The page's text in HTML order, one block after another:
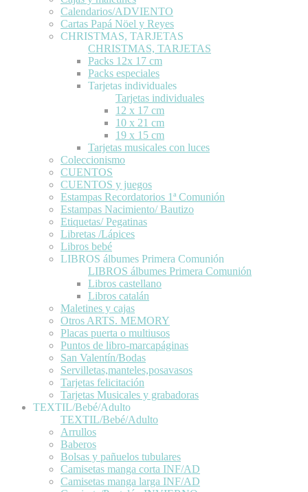
Calendarios/ADVIENTO
Cartas Papá Nöel y Reyes
CHRISTMAS, TARJETAS
CHRISTMAS, TARJETAS
Packs 12x 17 cm
Packs especiales
Tarjetas individuales
Tarjetas individuales
12 x 17 cm
10 x 21 cm
19 x 15 cm
Tarjetas musicales con luces
Coleccionismo
CUENTOS
CUENTOS y juegos
Estampas Recordatorios 1ª Comunión
Estampas Nacimiento/ Bautizo
Etiquetas/ Pegatinas
Libretas /Lápices
Libros bebé
LIBROS álbumes Primera Comunión
LIBROS álbumes Primera Comunión
Libros castellano
Libros catalán
Maletines y cajas
Otros ARTS. MEMORY
Placas puerta o multiusos
Puntos de libro-marcapáginas
San Valentín/Bodas
Servilletas,manteles,posavasos
Tarjetas felicitación
Tarjetas Musicales y grabadoras
TEXTIL/Bebé/Adulto
TEXTIL/Bebé/Adulto
Arrullos
Baberos
Bolsas y pañuelos tubulares
Camisetas manga corta INF/AD
Camisetas manga larga INF/AD